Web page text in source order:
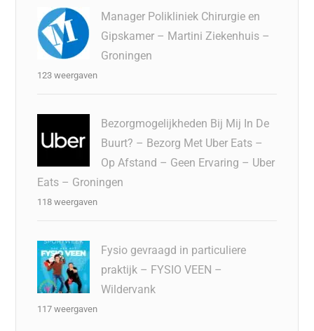
Manager Polikliniek Chirurgie en
Gipskamer – Martini Ziekenhuis –
Groningen
123 weergaven
Bezorgmogelijkheden Bij Mij In De
Buurt? – Bezorg Met Uber Eats –
Op Afstand – Geen Ervaring – Uber
Eats – Groningen
118 weergaven
Fysio gevraagd in particuliere
praktijk – FYSIO VEEN –
Wildervank
117 weergaven